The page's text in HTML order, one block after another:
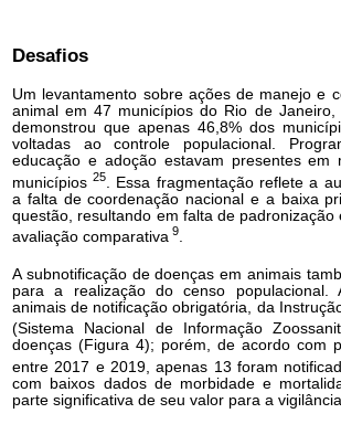
Desafios
Um levantamento sobre ações de manejo e
animal em 47 municípios do Rio de
demonstrou que apenas 46,8% dos
voltadas ao controle populacional.
educação e adoção estavam presentes em
municípios 25. Essa fragmentação reflete a
a falta de coordenação nacional e a baixa
questão, resultando em falta de padronização
avaliação comparativa 9.
A subnotificação de doenças em animais
para a realização do censo populacional.
animais de notificação obrigatória, da
(Sistema Nacional de Informação
doenças (Figura 4); porém, de acordo com
entre 2017 e 2019, apenas 13 foram
com baixos dados de morbidade e
parte significativa de seu valor para a